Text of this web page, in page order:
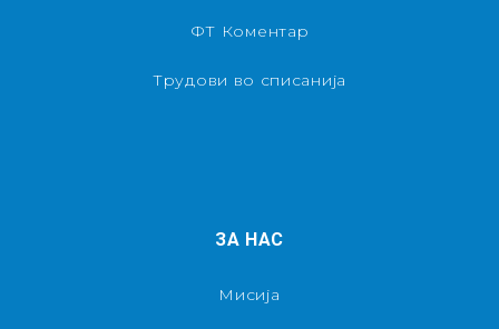
ФТ Коментар
Трудови во списанија
ЗА НАС
Мисија